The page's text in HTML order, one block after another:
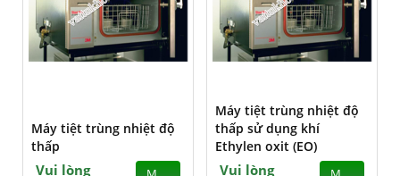
Máy tiệt trùng nhiệt độ
thấp
Vui lòng
Máy tiệt trùng nhiệt độ
thấp sử dụng khí
Ethylen oxit (EO)
Vui lòng